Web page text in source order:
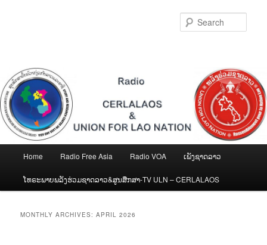
Home Radio Free Asia Radio VOA ເພັງຊາດລາວ
ໂທຣະພາບພລັງຮ່ວມຊາດລາວ&ສູນສືກສາ-TV ULN – CERLALAOS
MONTHLY ARCHIVES:APRIL 2026